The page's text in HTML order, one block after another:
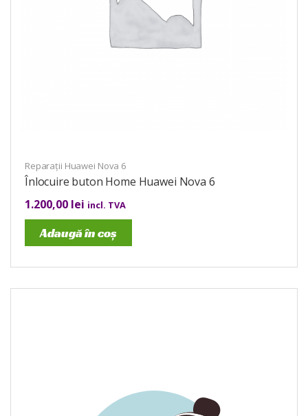
Reparații Huawei Nova 6
Înlocuire buton Home Huawei Nova 6
1.200,00 lei incl. TVA
Adaugă în coș